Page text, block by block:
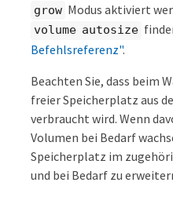
grow Modus aktiviert
volume autosize
Befehlsreferenz".
Beachten Sie, dass beim
freier Speicherplatz aus
verbraucht wird. Wenn
Volumen bei Bedarf
Speicherplatz im
und bei Bedarf zu